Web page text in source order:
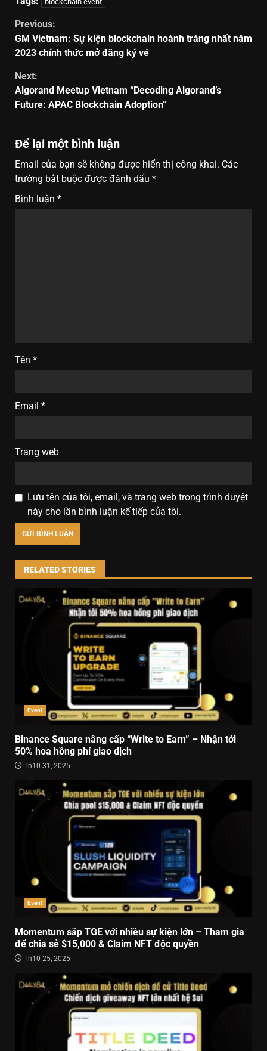
Previous:
GM Vietnam: Sự kiện blockchain hoành tráng nhất năm
2023 chính thức mở đăng ký vé
Next:
Algorand Meetup Vietnam “Decoding Algorand’s
Future: APAC Blockchain Adoption”
Để lại một bình luận
Email của bạn sẽ không được hiển thị công khai. Các
trường bắt buộc được đánh dấu *
Bình luận *
Tên *
Email *
Trang web
Lưu tên của tôi, email, và trang web trong trình duyệt
này cho lần bình luận kế tiếp của tôi.
RELATED STORIES
Event
Binance Square nâng cấp “Write to Earn” – Nhận tới
50% hoa hồng phí giao dịch
Th10 31, 2025
Event
Momentum sắp TGE với nhiều sự kiện lớn – Tham gia
để chia sẻ $15,000 & Claim NFT độc quyền
Th10 25, 2025